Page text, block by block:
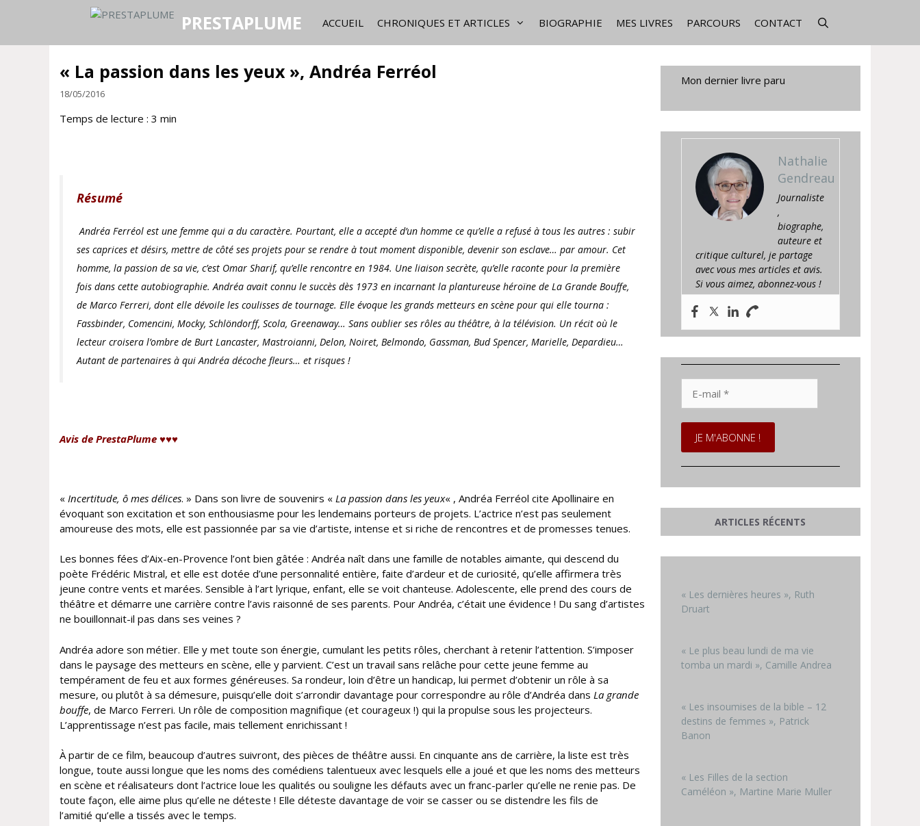
PRESTAPLUME ACCUEIL CHRONIQUES ET ARTICLES BIOGRAPHIE MES LIVRES PARCOURS CONTACT
« La passion dans les yeux », Andréa Ferréol
18/05/2016
Temps de lecture : 3 min
Résumé
Andréa Ferréol est une femme qui a du caractère. Pourtant, elle a accepté d’un homme ce qu’elle a refusé à tous les autres : subir
ses caprices et désirs, mettre de côté ses projets pour se rendre à tout moment disponible, devenir son esclave… par amour. Cet
homme, la passion de sa vie, c’est Omar Sharif, qu’elle rencontre en 1984. Une liaison secrète, qu’elle raconte pour la première
fois dans cette autobiographie. Andréa avait connu le succès dès 1973 en incarnant la plantureuse héroïne de La Grande Bouffe,
de Marco Ferreri, dont elle dévoile les coulisses de tournage. Elle évoque les grands metteurs en scène pour qui elle tourna :
Fassbinder, Comencini, Mocky, Schlöndorff, Scola, Greenaway… Sans oublier ses rôles au théâtre, à la télévision. Un récit où le
lecteur croisera l’ombre de Burt Lancaster, Mastroianni, Delon, Noiret, Belmondo, Gassman, Bud Spencer, Marielle, Depardieu…
Autant de partenaires à qui Andréa décoche fleurs… et risques !
Avis de PrestaPlume ♥♥♥
« Incertitude, ô mes délices. » Dans son livre de souvenirs « La passion dans les yeux« , Andréa Ferréol cite Apollinaire en
évoquant son excitation et son enthousiasme pour les lendemains porteurs de projets. L’actrice n’est pas seulement
amoureuse des mots, elle est passionnée par sa vie d’artiste, intense et si riche de rencontres et de promesses tenues.
Les bonnes fées d’Aix-en-Provence l’ont bien gâtée : Andréa naît dans une famille de notables aimante, qui descend du
poète Frédéric Mistral, et elle est dotée d’une personnalité entière, faite d’ardeur et de curiosité, qu’elle affirmera très
jeune contre vents et marées. Sensible à l’art lyrique, enfant, elle se voit chanteuse. Adolescente, elle prend des cours de
théâtre et démarre une carrière contre l’avis raisonné de ses parents. Pour Andréa, c’était une évidence ! Du sang d’artistes
ne bouillonnait-il pas dans ses veines ?
Andréa adore son métier. Elle y met toute son énergie, cumulant les petits rôles, cherchant à retenir l’attention. S’imposer
dans le paysage des metteurs en scène, elle y parvient. C’est un travail sans relâche pour cette jeune femme au
tempérament de feu et aux formes généreuses. Sa rondeur, loin d’être un handicap, lui permet d’obtenir un rôle à sa
mesure, ou plutôt à sa démesure, puisqu’elle doit s’arrondir davantage pour correspondre au rôle d’Andréa dans La grande
bouffe, de Marco Ferreri. Un rôle de composition magnifique (et courageux !) qui la propulse sous les projecteurs.
L’apprentissage n’est pas facile, mais tellement enrichissant !
À partir de ce film, beaucoup d’autres suivront, des pièces de théâtre aussi. En cinquante ans de carrière, la liste est très
longue, toute aussi longue que les noms des comédiens talentueux avec lesquels elle a joué et que les noms des metteurs
en scène et réalisateurs dont l’actrice loue les qualités ou souligne les défauts avec un franc-parler qu’elle ne renie pas. De
toute façon, elle aime plus qu’elle ne déteste ! Elle déteste davantage de voir se casser ou se distendre les fils de
l’amitié qu’elle a tissés avec le temps.
Mon dernier livre paru
Nathalie
Gendreau
Journaliste
,
biographe,
auteure et
critique culturel, je partage
avec vous mes articles et avis.
Si vous aimez, abonnez-vous !
mail
*
ARTICLES RÉCENTS
« Les dernières heures », Ruth
Druart
« Le plus beau lundi de ma vie
tomba un mardi », Camille Andrea
« Les insoumises de la bible – 12
destins de femmes », Patrick
Banon
« Les Filles de la section
Caméléon », Martine Marie Muller